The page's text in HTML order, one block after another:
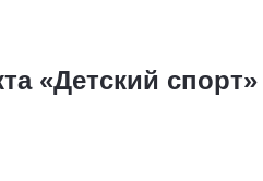
«Детский спорт»